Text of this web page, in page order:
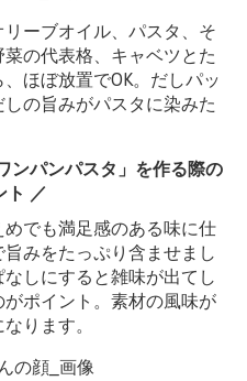
ーブオイル、パスタ、そ
の代表格、キャベツとた
ほぼ放置でOK。だしパッ
の旨みがパスタに染みた
ンパンパスタ」を作る際の
ト ／
でも満足感のある味に仕
旨みをたっぷり含ませまし
しにすると雑味が出てし
ポイント。素材の風味が
ります。